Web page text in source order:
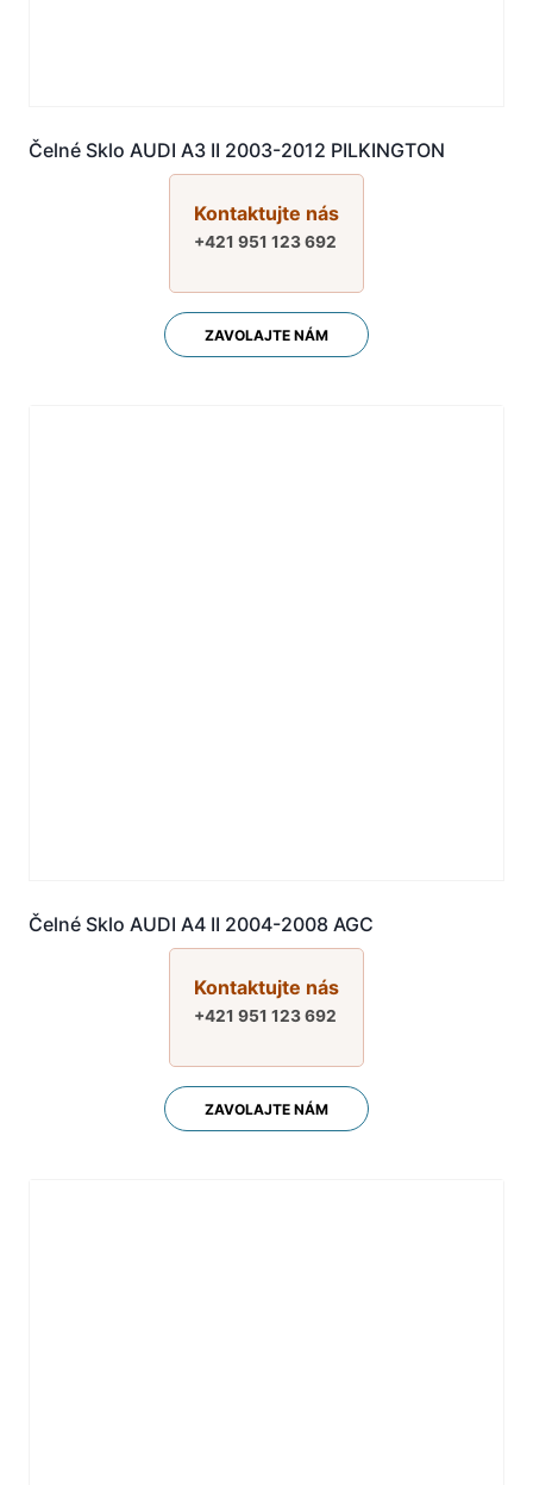
Čelné Sklo AUDI A3 II 2003-2012 PILKINGTON
Kontaktujte nás
+421 951 123 692
ZAVOLAJTE NÁM
Čelné Sklo AUDI A4 II 2004-2008 AGC
Kontaktujte nás
+421 951 123 692
ZAVOLAJTE NÁM